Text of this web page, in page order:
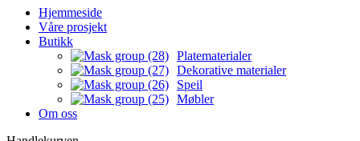
Hjemmeside
Våre prosjekt
Butikk
Platematerialer
Dekorative materialer
Speil
Møbler
Om oss